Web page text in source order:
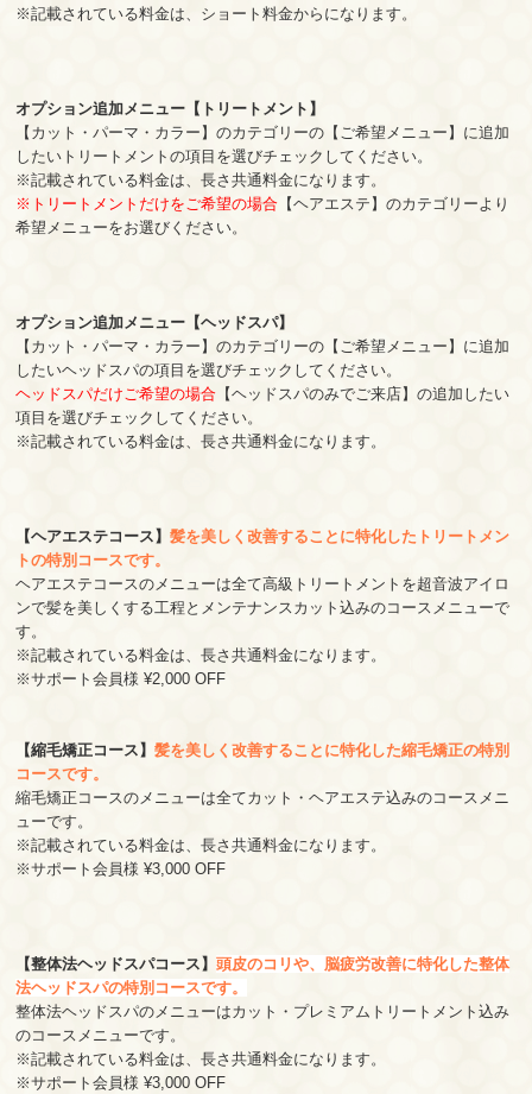
※記載されている料金は、ショート料金からになります。
オプション追加メニュー【トリートメント 】
【カット・パーマ・カラー】のカテゴリーの【ご希望メニュー】に追加
したいトリートメントの項目を選びチェックしてください。
※記載されている料金は、長さ共通料金になります。
※トリートメントだけをご希望の場合 【ヘアエステ】のカテゴリーより
希望メニューをお選びください。
オプション追加メニュー【ヘッドスパ】
【カット・パーマ・カラー】のカテゴリーの【ご希望メニュー】に追加
したいヘッドスパの項目を選びチェックしてください。
ヘッドスパだけご希望の場合 【ヘッドスパのみでご来店】の追加したい
項目を選びチェックしてください。
※記載されている料金は、長さ共通料金になります。
【ヘアエステコース】髪を美しく改善することに特化したトリートメン
トの特別コースです。
ヘアエステコースのメニューは全て高級トリートメントを超音波アイロ
ンで髪を美しくする工程とメンテナンスカット込みのコースメニューで
す。
※記載されている料金は、長さ共通料金になります。
※サポート会員様 ¥2,000 OFF
【縮毛矯正コース】髪を美しく改善することに特化した縮毛矯正の特別
コースです。
縮毛矯正コースのメニューは全てカット・ヘアエステ込みのコースメニ
ューです。
※記載されている料金は、長さ共通料金になります。
※サポート会員様 ¥3,000 OFF
【整体法ヘッドスパコース】頭皮のコリや、脳疲労改善に特化した整体
法ヘッドスパの特別コースです。
整体法ヘッドスパのメニューはカット・プレミアムトリートメント込み
のコースメニューです。
※記載されている料金は、長さ共通料金になります。
※サポート会員様 ¥3,000 OFF